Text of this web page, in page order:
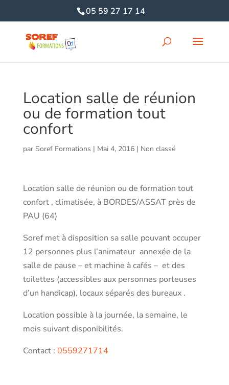
05 59 27 17 14
Location salle de réunion
ou de formation tout
confort
par Soref Formations | Mai 4, 2016| Non classé
Location salle de réunion ou de formation tout
confort , climatisée, à BORDES/ASSAT près de
PAU (64)
Soref met à disposition sa salle pouvant occuper
12 personnes plus l’animateur annexée de la
salle de pause – et machine à cafés – et des
toilettes (accessibles aux personnes porteuses
d’un handicap), locaux séparés des bureaux .
Location possible à la journée, la semaine, le
mois suivant disponibilités.
Contact : 0559271714